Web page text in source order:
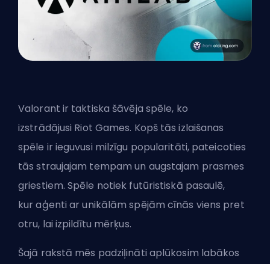
Valorant ir taktiska šāvēja spēle, ko
izstrādājusi Riot Games. Kopš tās izlaišanas
spēle ir ieguvusi milzīgu popularitāti, pateicoties
tās straujajam tempam un augstajam prasmes
griestiem. Spēle notiek futūristiskā pasaulē,
kuraģenti ar unikālām spējām cīnās viens pret
otru, lai izpildītu mērķus.
Šajā rakstā mēs padziļināti aplūkosim labākos